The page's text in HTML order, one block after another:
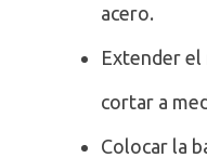
acero.
Extender el
cortar a
Colocar la